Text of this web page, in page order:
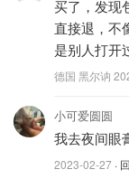
买了，发现
直接退，不
是别人打开
德国 黑尔讷
小可爱圆圆
我去夜间眼
2023-02-27 ·